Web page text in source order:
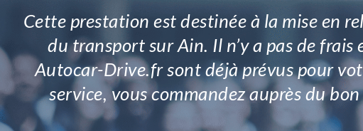
Cette prestation est destinée à la mise en
du transport sur Ain. Il n’y a pas de
Autocar-Drive.fr sont déjà prévus pour
service, vous commandez auprès du